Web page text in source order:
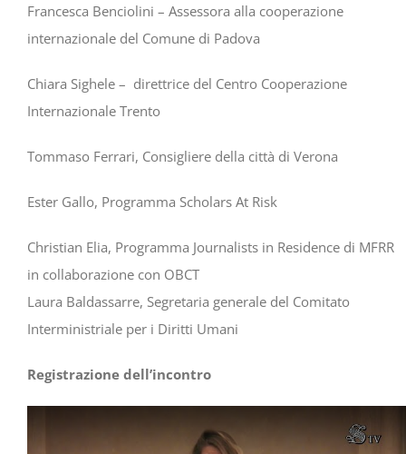
Francesca Benciolini – Assessora alla cooperazione
internazionale del Comune di Padova
Chiara Sighele – direttrice del Centro Cooperazione
Internazionale Trento
Tommaso Ferrari, Consigliere della città di Verona
Ester Gallo, Programma Scholars At Risk
Christian Elia, Programma Journalists in Residence di MFRR
in collaborazione con OBCT
Laura Baldassarre, Segretaria generale del Comitato
Interministriale per i Diritti Umani
Registrazione dell’incontro